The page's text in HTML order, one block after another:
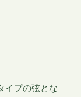
イプの弦とな